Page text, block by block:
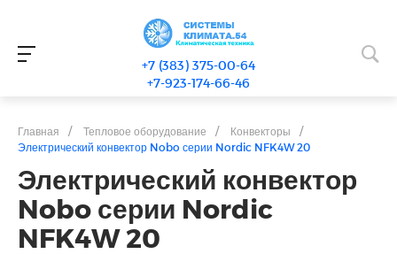
+7 (383) 375-00-64
+7-923-174-66-46
Главная / Тепловое оборудование / Конвекторы
/
Электрический конвектор Nobo серии Nordic NFK4W 20
Электрический конвектор
Nobo серии Nordic
NFK4W 20